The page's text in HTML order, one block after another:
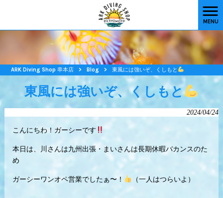
MENU
ARK Diving Shop 串本店 > Blog > 東風には強いぞ、くしもと
東風には強いぞ、くしもと
2024/04/24
こんにちわ！ガーシーです
本日は、川さんは九州出張・まいさんは長期休暇バカンスのた
め
ガーシーワンオペ営業でしたぁ〜！ （一人はつらいよ）